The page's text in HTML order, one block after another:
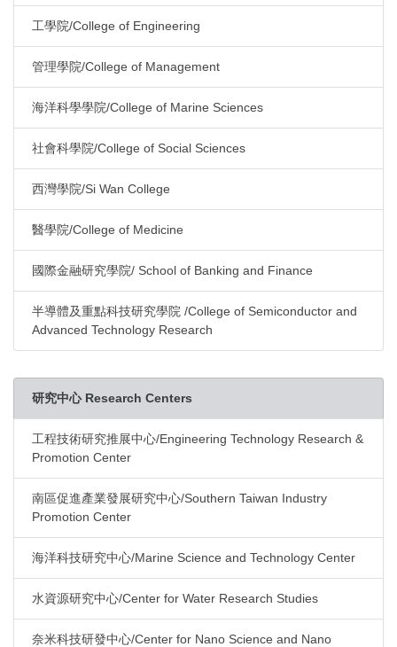
工學院/College of Engineering
管理學院/College of Management
海洋科學學院/College of Marine Sciences
社會科學院/College of Social Sciences
西灣學院/Si Wan College
醫學院/College of Medicine
國際金融研究學院/ School of Banking and Finance
半導體及重點科技研究學院 /College of Semiconductor and
Advanced Technology Research
研究中心 Research Centers
工程技術研究推展中心/Engineering Technology Research &
Promotion Center
南區促進產業發展研究中心/Southern Taiwan Industry
Promotion Center
海洋科技研究中心/Marine Science and Technology Center
水資源研究中心/Center for Water Research Studies
奈米科技研發中心/Center for Nano Science and Nano